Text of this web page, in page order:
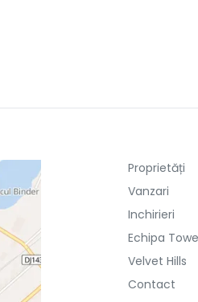
Proprietăți
Vanzari
Inchirieri
Echipa
Velvet Hills
Contact